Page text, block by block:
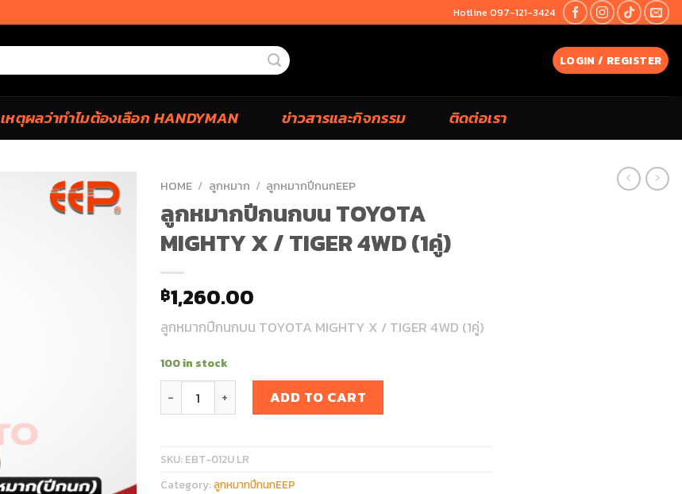
Hotline 097-121-3424
LOGIN / REGISTER
เหตุผลว่าทำไมต้องเลือก HANDYMAN ข่าวสารและกิจกรรม ติดต่อเรา
HOME / ลูกหมาก / ลูกหมากปีกนกEEP
ลูกหมากปีกนกบน TOYOTA
MIGHTY X / TIGER 4WD (1คู่)
฿1,260.00
ลูกหมากปีกนกบน TOYOTA MIGHTY X / TIGER 4WD (1คู่)
100 in stock
ลูกหมากปีกนกบน TOYOTA MIGHTY X / TIGER 4WD (1คู่) quantity
ADD TO CART
SKU: EBT-012U LR
Category:ลูกหมากปีกนกEEP